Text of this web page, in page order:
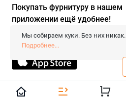
© 2026 «FieraShop.ru»
Сопровождение сайта
- Вебформат.
Все права защищены.
Не является публичной офертой
Политика конфиденциальности
Покупать фурнитуру в нашем
приложении ещё удобнее!
Мы собираем куки. Без них никак.
Подробнее...